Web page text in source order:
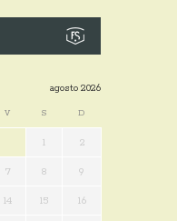
agosto 2026
V S D
1 2
7 8 9
14 15 16